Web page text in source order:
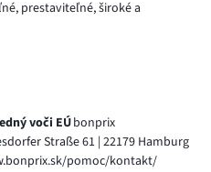
prestaviteľné, široké a
voči EÚbonprix
Straße 61 | 22179 Hamburg
pomoc/kontakt/